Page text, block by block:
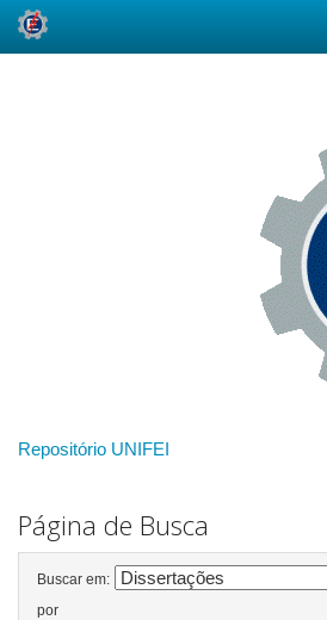
Repositório UNIFEI
Página de Busca
Buscar em:
por